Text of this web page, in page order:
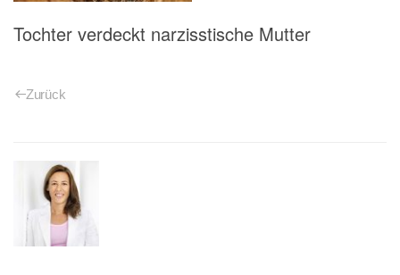
Tochter verdeckt narzisstische Mutter
Zurück